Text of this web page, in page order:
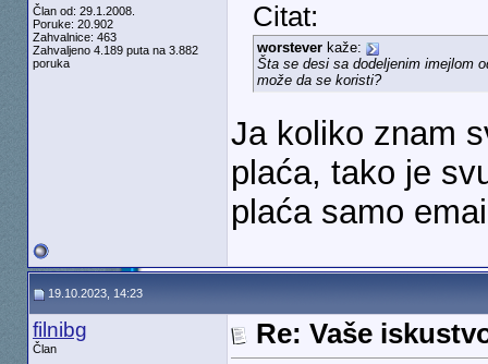
Član od: 29.1.2008.
Poruke: 20.902
Zahvalnice: 463
Zahvaljeno 4.189 puta na 3.882
poruka
Citat:
worsteverkaže:
Šta se desi sa dodeljenim imejlom
može da se koristi?
Ja koliko znam
plaća, tako je
plaća samo
19.10.2023, 14:23
filnibg
Član
Re: Vaše